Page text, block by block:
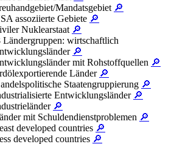
Mandatsgebiet 🔎
assoziierte Gebiete 🔎
Nuklearstaat 🔎
Ländergruppen: wirtschaftlich
🔎
mit Rohstoffquellen 🔎
Länder 🔎
Staatengruppierung 🔎
Entwicklungsländer 🔎
🔎
mit Schuldendienstproblemen 🔎
developed countries 🔎
developed countries 🔎